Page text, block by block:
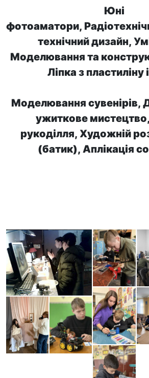
Юні
фотоаматори,
технічний дизайн,
Моделювання та
Ліпка з пластиліну
Моделювання сувенірів,
ужиткове мистецтво,
рукоділля, Художній
(батик), Аплікація